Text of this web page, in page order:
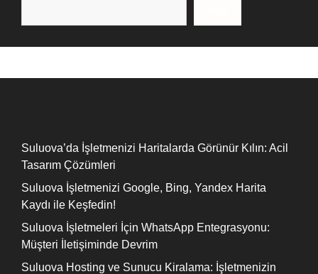
Suluova’da İşletmenizi Haritalarda Görünür Kılın: Acil
Tasarım Çözümleri
Suluova İşletmenizi Google, Bing, Yandex Harita
Kaydı ile Keşfedin!
Suluova İşletmeleri İçin WhatsApp Entegrasyonu:
Müşteri İletişiminde Devrim
Suluova Hosting ve Sunucu Kiralama: İşletmenizin